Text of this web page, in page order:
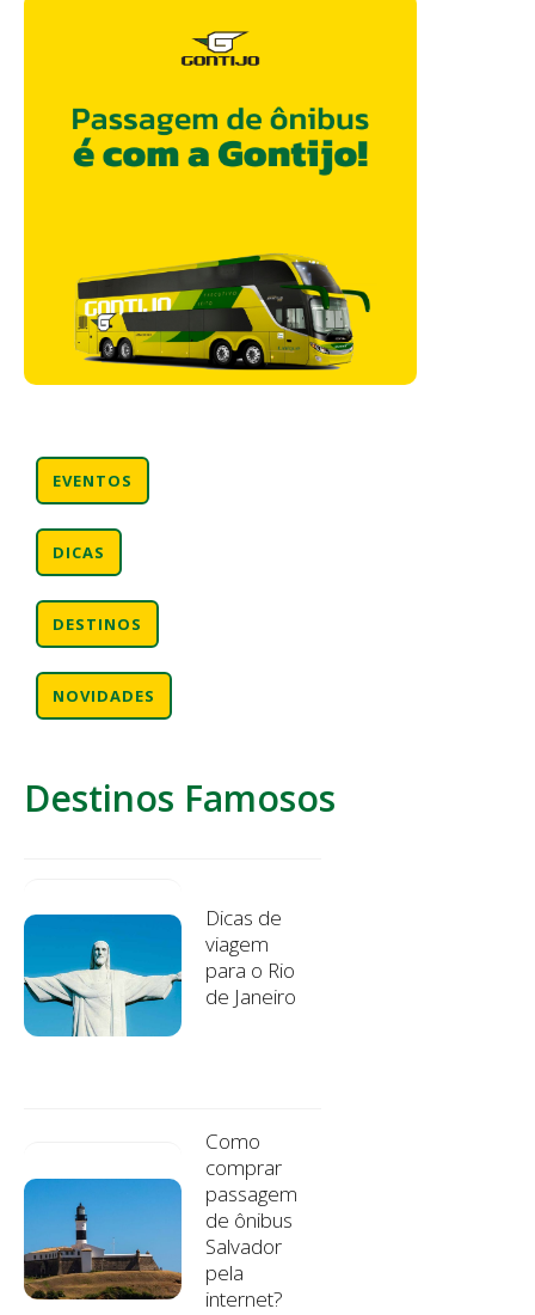
EVENTOS
DICAS
DESTINOS
NOVIDADES
Destinos Famosos
Dicas de
viagem
para o Rio
de Janeiro
Como
comprar
passagem
de ônibus
Salvador
pela
internet?